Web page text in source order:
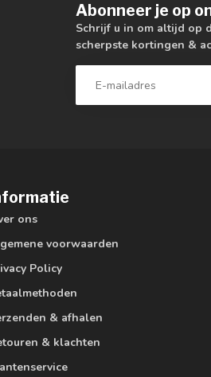
Abonneer je op
Schrijf u in om altijd op
scherpste kortingen &
ons
voorwaarden
Policy
& afhalen
& klachten